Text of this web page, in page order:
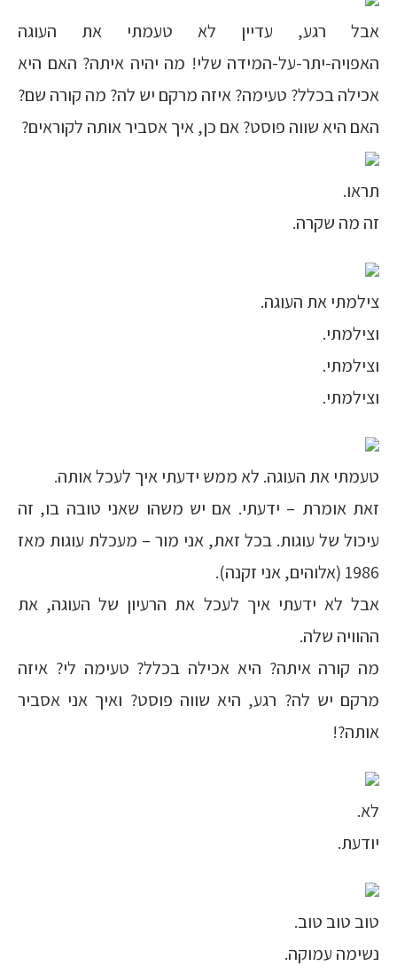
אבל רגע, עדיין לא טעמתי את העוגה
האפויה-יתר-על-המידה שלי! מה יהיה איתה? האם היא
אכילה בכלל? טעימה? איזה מרקם יש לה? מה קורה שם?
האם היא שווה פוסט? אם כן, איך אסביר אותה לקוראים?
תראו.
זה מה שקרה.
צילמתי את העוגה.
וצילמתי.
וצילמתי.
וצילמתי.
טעמתי את העוגה. לא ממש ידעתי איך לעכל אותה.
זאת אומרת – ידעתי. אם יש משהו שאני טובה בו, זה
עיכול של עוגות. בכל זאת, אני מור – מעכלת עוגות מאז
1986 (אלוהים, אני זקנה).
אבל לא ידעתי איך לעכל את הרעיון של העוגה, את
ההוויה שלה.
מה קורה איתה? היא אכילה בכלל? טעימה לי? איזה
מרקם יש לה? רגע, היא שווה פוסט? ואיך אני אסביר
אותה?!
לא.
יודעת.
טוב טוב טוב.
נשימה עמוקה.